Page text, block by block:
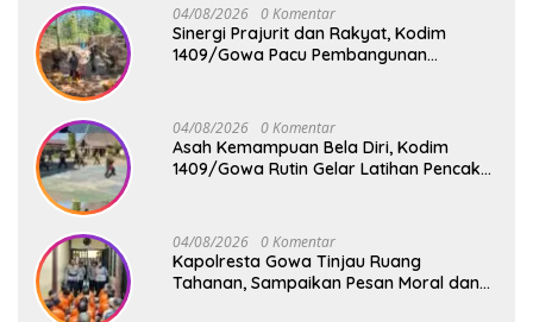
04/08/2026 0 Komentar
Sinergi Prajurit dan Rakyat, Kodim
1409/Gowa Pacu Pembangunan
04/08/2026 0 Komentar
Asah Kemampuan Bela Diri, Kodim
1409/Gowa Rutin Gelar Latihan Pencak
04/08/2026 0 Komentar
Kapolresta Gowa Tinjau Ruang
Tahanan, Sampaikan Pesan Moral dan